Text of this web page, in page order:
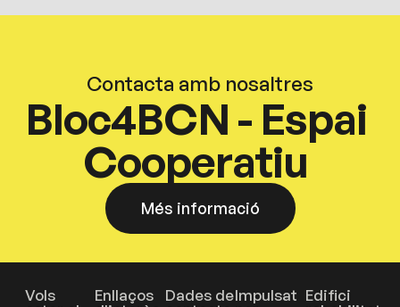
Contacta amb nosaltres
Bloc4BCN - Espai
Cooperatiu
Més informació
Vols
Enllaços
Dades deImpulsat Edifici